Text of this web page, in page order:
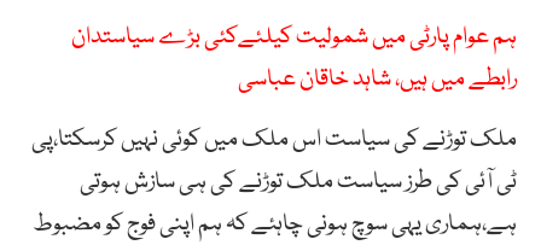
ہم عوام پارٹی میں شمولیت کیلئےکئی بڑے سیاستدان
رابطے میں ہیں، شاہد خاقان عباسی
ملک توڑنے کی سیاست اس ملک میں کوئی نہیں کرسکتا،پی
ٹی آئی کی طرز سیاست ملک توڑنے کی ہی سازش ہوتی
ہے،ہماری یہی سوچ ہونی چاہئے کہ ہم اپنی فوج کو مضبوط